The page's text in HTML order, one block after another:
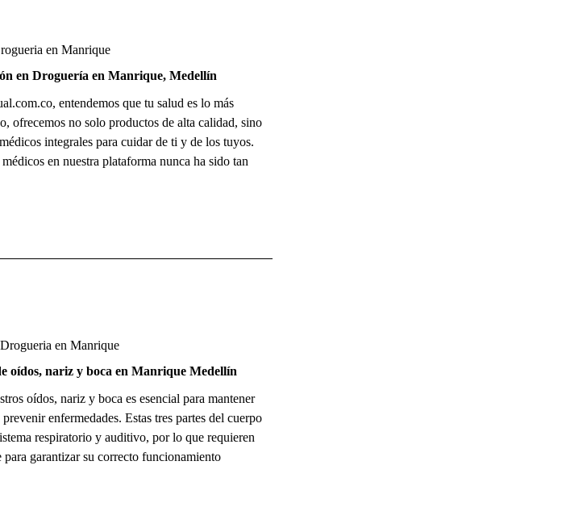
en Manrique
en Droguería en Manrique, Medellín
entendemos que tu salud es lo más
ofrecemos no solo productos de alta calidad, sino
integrales para cuidar de ti y de los tuyos.
en nuestra plataforma nunca ha sido tan
Drogueria en Manrique
oídos, nariz y boca en Manrique Medellín
oídos, nariz y boca es esencial para mantener
enfermedades. Estas tres partes del cuerpo
respiratorio y auditivo, por lo que requieren
para garantizar su correcto funcionamiento